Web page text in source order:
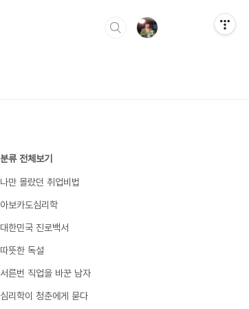
분류 전체보기
나만 몰랐던 취업비법
아보카도심리학
대한민국 진로백서
따뜻한 독설
서른번 직업을 바꾼 남자
심리학이 청춘에게 묻다